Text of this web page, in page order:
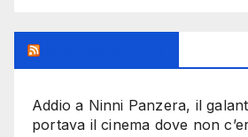
Addio a Ninni Panzera, il
portava il cinema dove non